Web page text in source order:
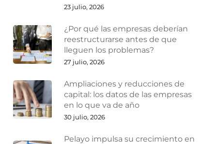
23 julio, 2026
¿Por qué las empresas deberían
reestructurarse antes de que
lleguen los problemas?
27 julio, 2026
Ampliaciones y reducciones de
capital: los datos de las empresas
en lo que va de año
30 julio, 2026
Pelayo impulsa su crecimiento en